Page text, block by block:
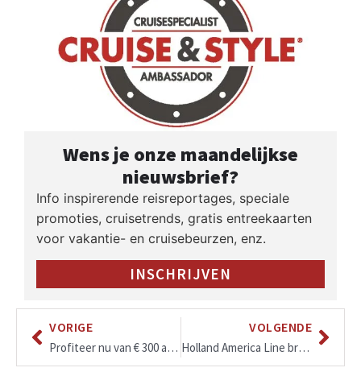
Wens je onze maandelijkse
nieuwsbrief?
Info inspirerende reisreportages, speciale
promoties, cruisetrends, gratis entreekaarten
voor vakantie- en cruisebeurzen, enz.
INSCHRIJVEN
VORIGE
Profiteer nu van € 300 air credit, $ 400 boordtegoed en champagne, wijn en bier tijdens lunch en diner bij Oceania Cruises
VOLGENDE
Holland America Line breidt uit in Noord-Europa met derde schip vanuit Nederland